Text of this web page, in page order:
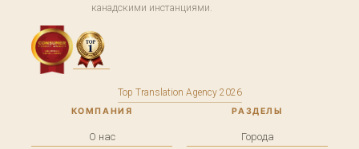
канадскими инстанциями.
Top Translation Agency 2026
КОМПАНИЯ
О нас
РАЗДЕЛЫ
Города